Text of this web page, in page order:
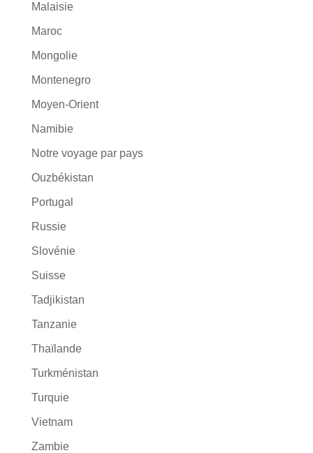
Malaisie
Maroc
Mongolie
Montenegro
Moyen-Orient
Namibie
Notre voyage par pays
Ouzbékistan
Portugal
Russie
Slovénie
Suisse
Tadjikistan
Tanzanie
Thaïlande
Turkménistan
Turquie
Vietnam
Zambie